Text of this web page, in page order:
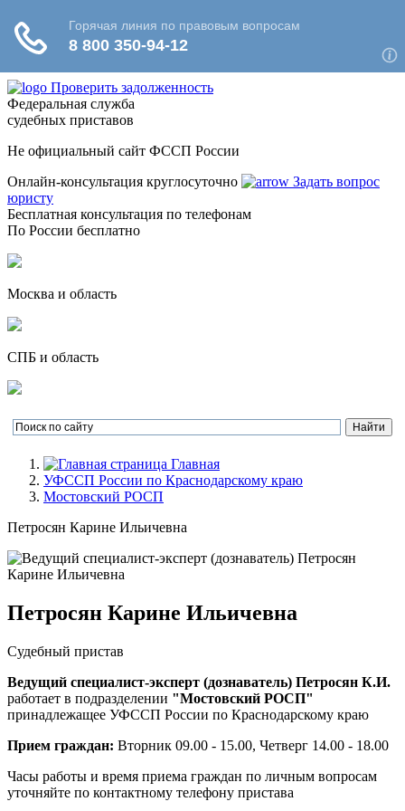
Проверить задолженность
Федеральная служба
судебных приставов
Не официальный сайт ФССП России
Онлайн-консультация круглосуточно
Задать вопрос
юристу
Бесплатная консультация по телефонам
По России бесплатно
Москва и область
СПБ и область
Главная
УФССП России по Краснодарскому краю
Мостовский РОСП
Петросян Карине Ильичевна
Петросян Карине Ильичевна
Судебный пристав
Ведущий специалист-эксперт (дознаватель) Петросян К.И.
работает в подразделении "Мостовский РОСП"
принадлежащее УФССП России по Краснодарскому краю
Прием граждан: Вторник 09.00 - 15.00, Четверг 14.00 - 18.00
Часы работы и время приема граждан по личным вопросам
уточняйте по контактному телефону пристава